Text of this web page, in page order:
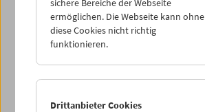
ermöglichen. Die Webseite kann ohne
diese Cookies nicht richtig
funktionieren.
Drittanbieter Cookies